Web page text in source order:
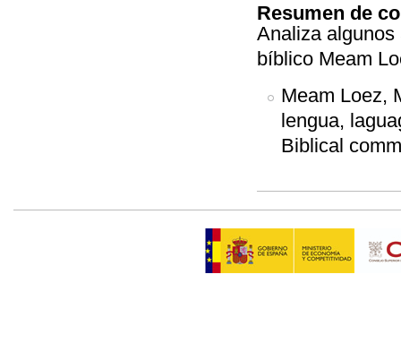
Resumen de
Analiza algunos
bíblico Meam
Meam Loez,
lengua,
Biblical